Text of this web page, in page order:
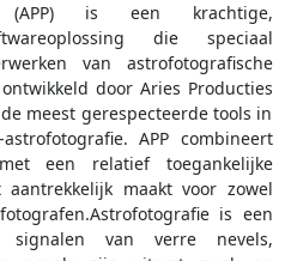
(APP) is een krachtige,
die speciaal
van astrofotografische
door Aries Producties
meest gerespecteerde tools in
APP combineert
een relatief toegankelijke
maakt voor zowel
is een
signalen van verre nevels,